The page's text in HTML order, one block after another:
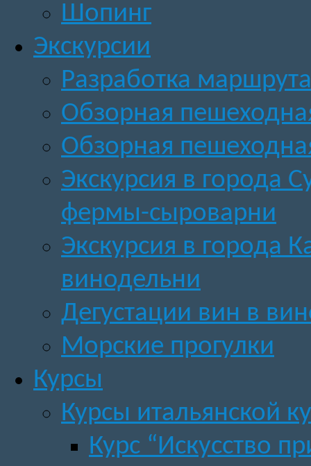
Шопинг
Экскурсии
Разработка
Обзорная
Обзорная
Экскурсия в города
фермы-сыроварни
Экскурсия в города
винодельни
Дегустации вин в
Морские прогулки
Курсы
Курсы итальянской
Курс “Искусство